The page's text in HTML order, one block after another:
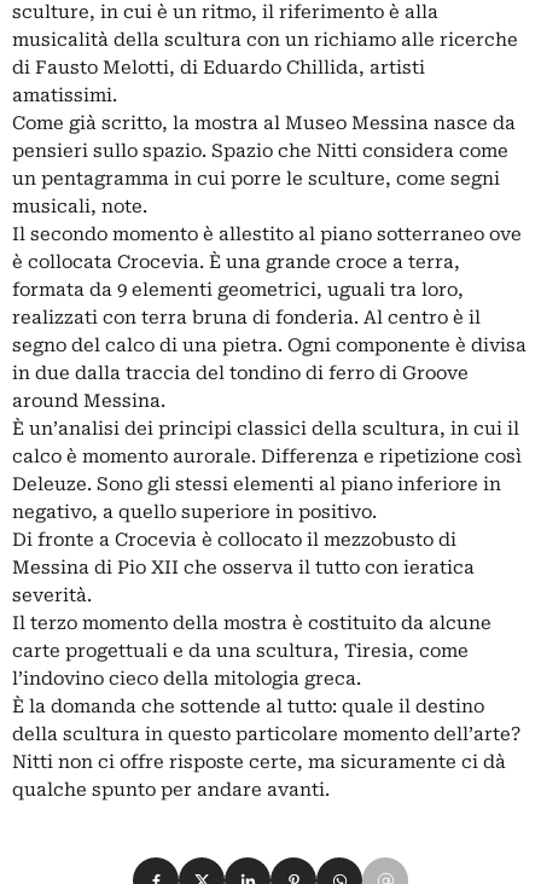
sculture, in cui è un ritmo, il riferimento è alla
musicalità della scultura con un richiamo alle ricerche
di Fausto Melotti, di Eduardo Chillida, artisti
amatissimi.
Come già scritto, la mostra al Museo Messina nasce da
pensieri sullo spazio. Spazio che Nitti considera come
un pentagramma in cui porre le sculture, come segni
musicali, note.
Il secondo momento è allestito al piano sotterraneo ove
è collocata Crocevia. È una grande croce a terra,
formata da 9 elementi geometrici, uguali tra loro,
realizzati con terra bruna di fonderia. Al centro è il
segno del calco di una pietra. Ogni componente è divisa
in due dalla traccia del tondino di ferro di Groove
around Messina.
È un’analisi dei principi classici della scultura, in cui il
calco è momento aurorale. Differenza e ripetizione così
Deleuze. Sono gli stessi elementi al piano inferiore in
negativo, a quello superiore in positivo.
Di fronte a Crocevia è collocato il mezzobusto di
Messina di Pio XII che osserva il tutto con ieratica
severità.
Il terzo momento della mostra è costituito da alcune
carte progettuali e da una scultura, Tiresia, come
l’indovino cieco della mitologia greca.
È la domanda che sottende al tutto: quale il destino
della scultura in questo particolare momento dell’arte?
Nitti non ci offre risposte certe, ma sicuramente ci dà
qualche spunto per andare avanti.
Condividi su Facebook
Condividi su X
Condividi su LinkedIn
Condividi su Pinterest
Condividi su WhatsApp
Condividi su Email